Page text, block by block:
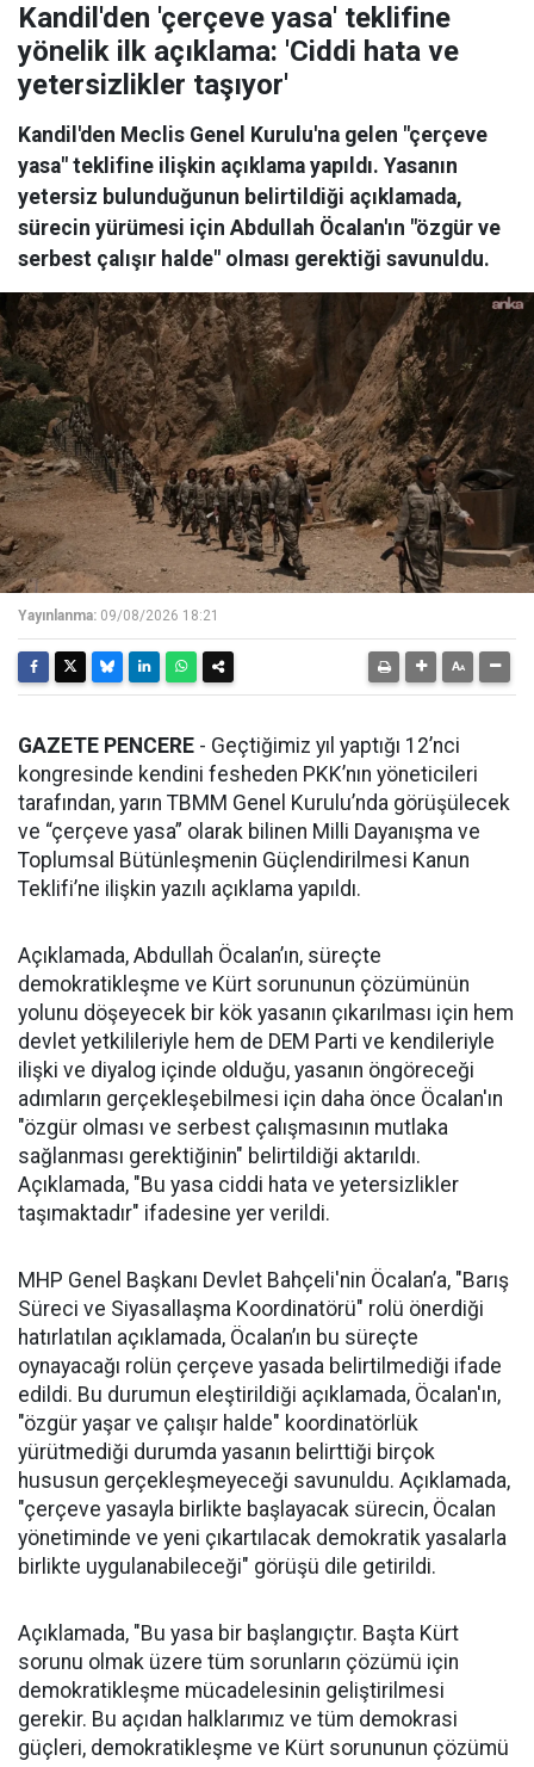
Kandil'den 'çerçeve yasa' teklifine
yönelik ilk açıklama: 'Ciddi hata ve
yetersizlikler taşıyor'
Kandil'den Meclis Genel Kurulu'na gelen "çerçeve
yasa" teklifine ilişkin açıklama yapıldı. Yasanın
yetersiz bulunduğunun belirtildiği açıklamada,
sürecin yürümesi için Abdullah Öcalan'ın "özgür ve
serbest çalışır halde" olması gerektiği savunuldu.
Yayınlanma: 09/08/2026 18:21
GAZETE PENCERE - Geçtiğimiz yıl yaptığı 12’nci
kongresinde kendini fesheden PKK’nın yöneticileri
tarafından, yarın TBMM Genel Kurulu’nda görüşülecek
ve “çerçeve yasa” olarak bilinen Milli Dayanışma ve
Toplumsal Bütünleşmenin Güçlendirilmesi Kanun
Teklifi’ne ilişkin yazılı açıklama yapıldı.
Açıklamada, Abdullah Öcalan’ın, süreçte
demokratikleşme ve Kürt sorununun çözümünün
yolunu döşeyecek bir kök yasanın çıkarılması için hem
devlet yetkilileriyle hem de DEM Parti ve kendileriyle
ilişki ve diyalog içinde olduğu, yasanın öngöreceği
adımların gerçekleşebilmesi için daha önce Öcalan'ın
"özgür olması ve serbest çalışmasının mutlaka
sağlanması gerektiğinin" belirtildiği aktarıldı.
Açıklamada, "Bu yasa ciddi hata ve yetersizlikler
taşımaktadır" ifadesine yer verildi.
MHP Genel Başkanı Devlet Bahçeli'nin Öcalan’a, "Barış
Süreci ve Siyasallaşma Koordinatörü" rolü önerdiği
hatırlatılan açıklamada, Öcalan’ın bu süreçte
oynayacağı rolün çerçeve yasada belirtilmediği ifade
edildi. Bu durumun eleştirildiği açıklamada, Öcalan'ın,
"özgür yaşar ve çalışır halde" koordinatörlük
yürütmediği durumda yasanın belirttiği birçok
hususun gerçekleşmeyeceği savunuldu. Açıklamada,
"çerçeve yasayla birlikte başlayacak sürecin, Öcalan
yönetiminde ve yeni çıkartılacak demokratik yasalarla
birlikte uygulanabileceği" görüşü dile getirildi.
Açıklamada, "Bu yasa bir başlangıçtır. Başta Kürt
sorunu olmak üzere tüm sorunların çözümü için
demokratikleşme mücadelesinin geliştirilmesi
gerekir. Bu açıdan halklarımız ve tüm demokrasi
güçleri, demokratikleşme ve Kürt sorununun çözümü